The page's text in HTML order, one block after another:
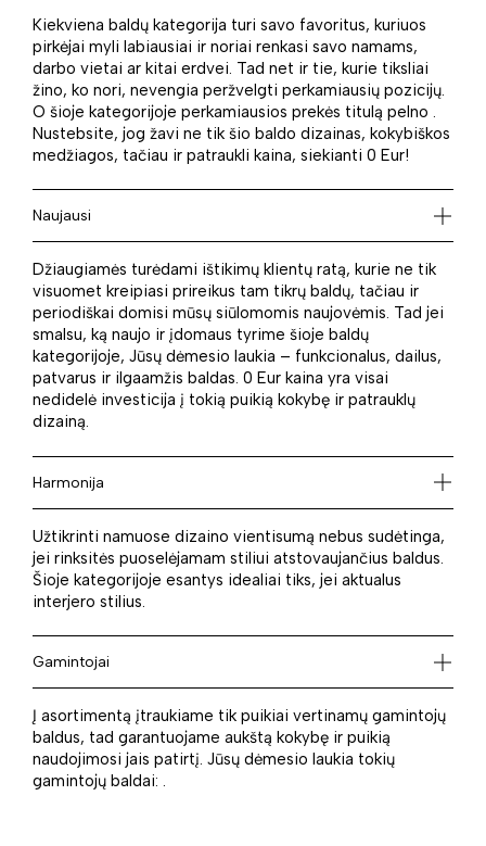
Kiekviena baldų kategorija turi savo favoritus, kuriuos
pirkėjai myli labiausiai ir noriai renkasi savo namams,
darbo vietai ar kitai erdvei. Tad net ir tie, kurie tiksliai
žino, ko nori, nevengia peržvelgti perkamiausių pozicijų.
O šioje kategorijoje perkamiausios prekės titulą pelno .
Nustebsite, jog žavi ne tik šio baldo dizainas, kokybiškos
medžiagos, tačiau ir patraukli kaina, siekianti 0 Eur!
Naujausi
Džiaugiamės turėdami ištikimų klientų ratą, kurie ne tik
visuomet kreipiasi prireikus tam tikrų baldų, tačiau ir
periodiškai domisi mūsų siūlomomis naujovėmis. Tad jei
smalsu, ką naujo ir įdomaus tyrime šioje baldų
kategorijoje, Jūsų dėmesio laukia – funkcionalus, dailus,
patvarus ir ilgaamžis baldas. 0 Eur kaina yra visai
nedidelė investicija į tokią puikią kokybę ir patrauklų
dizainą.
Harmonija
Užtikrinti namuose dizaino vientisumą nebus sudėtinga,
jei rinksitės puoselėjamam stiliui atstovaujančius baldus.
Šioje kategorijoje esantys idealiai tiks, jei aktualus
interjero stilius.
Gamintojai
Į asortimentą įtraukiame tik puikiai vertinamų gamintojų
baldus, tad garantuojame aukštą kokybę ir puikią
naudojimosi jais patirtį. Jūsų dėmesio laukia tokių
gamintojų baldai: .